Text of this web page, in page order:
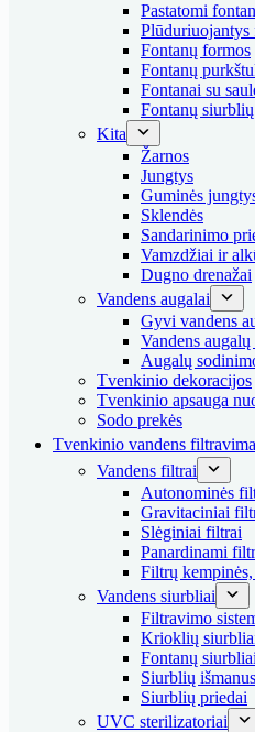
Pastatomi
Plūduriuojantys
Fontanų formos
Fontanų
Fontanai su
Fontanų
Kita
Žarnos
Jungtys
Guminės
Sklendės
Sandarinimo
Vamzdžiai ir
Dugno drenažai
Vandens augalai
Gyvi vandens
Vandens
Augalų
Tvenkinio dekoracijos
Tvenkinio apsauga
Sodo prekės
Tvenkinio vandens
Vandens filtrai
Autonominės
Gravitaciniai
Slėginiai filtrai
Panardinami
Filtrų
Vandens siurbliai
Filtravimo
Krioklių
Fontanų siurbliai
Siurblių
Siurblių priedai
UVC sterilizatoriai